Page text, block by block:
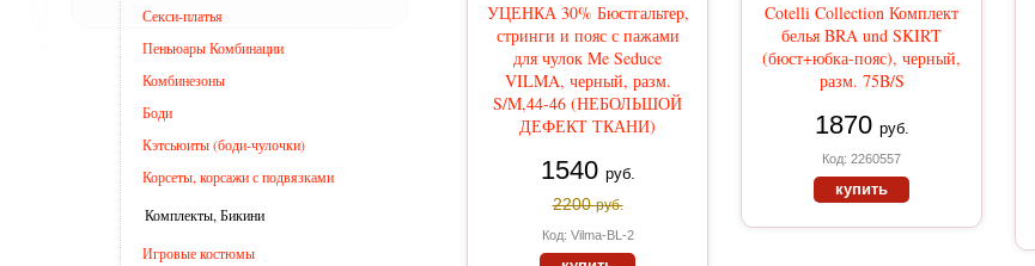
УЦЕНКА 30% Бюстгальтер,
стринги и пояс с пажами
для чулок Me Seduce
VILMA, черный, разм.
S/M,44-46 (НЕБОЛЬШОЙ
ДЕФЕКТ ТКАНИ)
1540 руб.
2200руб.
Код: Vilma-BL-2
Cotelli Collection Комплект
белья BRA und SKIRT
(бюст+юбка-пояс), черный,
разм. 75B/S
1870 руб.
Код: 2260557
купить
Секси-платья
Пеньюары Комбинации
Комбинезоны
Боди
Кэтсьюиты (боди-чулочки)
Корсеты, корсажи с подвязками
Комплекты, Бикини
Игровые костюмы